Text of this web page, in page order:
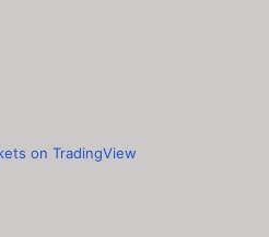
on TradingView